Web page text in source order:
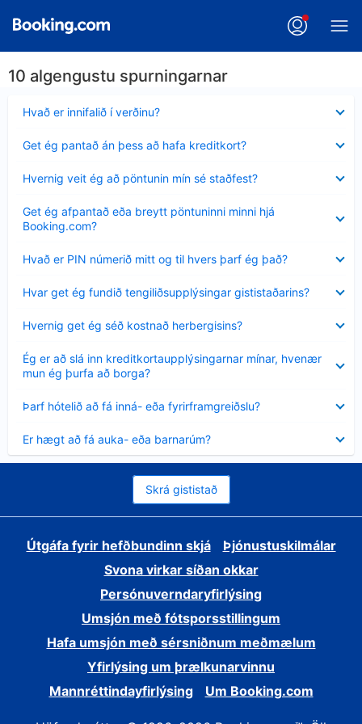
10 algengustu spurningarnar
Hvað er innifalið í verðinu?
sýnt
Get ég pantað án þess að hafa kreditkort?
sýnt
Hvernig veit ég að pöntunin mín sé staðfest?
sýnt
Get ég afpantað eða breytt pöntuninni minni hjá
Booking.com?
sýnt
Hvað er PIN númerið mitt og til hvers þarf ég það?
sýnt
Hvar get ég fundið tengiliðsupplýsingar gististaðarins?
sýnt
Hvernig get ég séð kostnað herbergisins?
sýnt
Ég er að slá inn kreditkortaupplýsingarnar mínar, hvenær
mun ég þurfa að borga?
Minna
sýnt
Þarf hótelið að fá inná- eða fyrirframgreiðslu?
sýnt
Er hægt að fá auka- eða barnarúm?
sýnt
Skrá gististað
Útgáfa fyrir hefðbundinn skjá
Þjónustuskilmálar
Svona virkar síðan okkar
Persónuverndaryfirlýsing
Umsjón með fótsporsstillingum
Hafa umsjón með sérsniðnum meðmælum
Yfirlýsing um þrælkunarvinnu
Mannréttindayfirlýsing
Um Booking.com